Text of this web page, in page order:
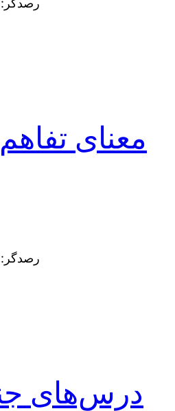
معنای
درس‌های